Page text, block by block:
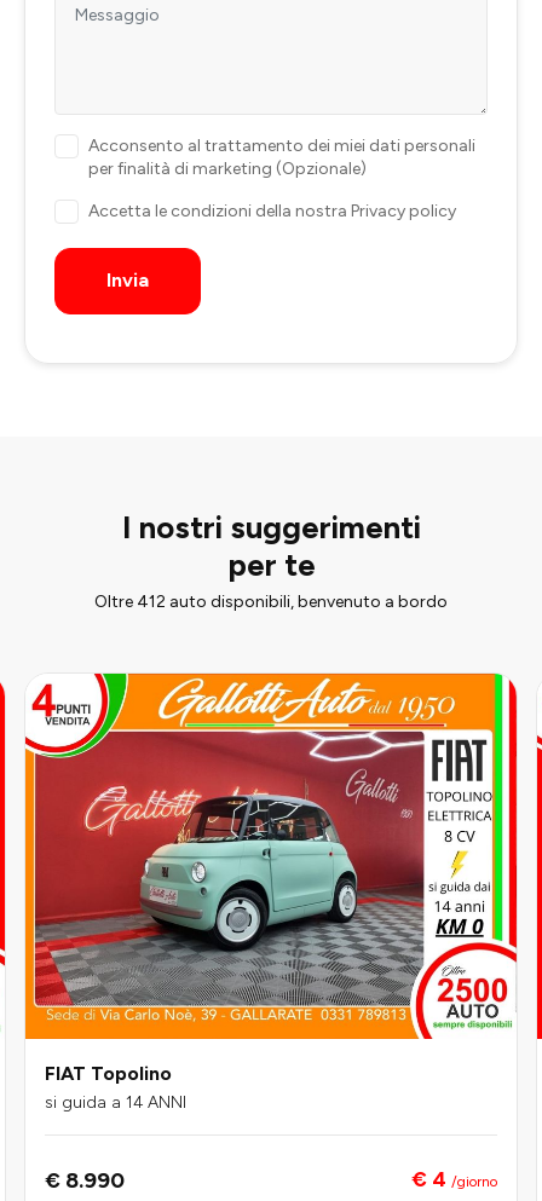
Acconsento al trattamento dei miei dati personali
per finalità di marketing (Opzionale)
Accetta le condizioni della nostra Privacy policy
Invia
I nostri suggerimenti
per te
Oltre 412 auto disponibili, benvenuto a bordo
FIAT Topolino
si guida a 14 ANNI
€ 8.990 € 4 /giorno